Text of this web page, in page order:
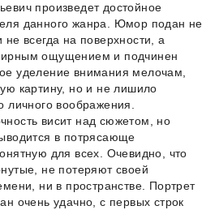
произведет достойное
данного жанра. Юмор подан не
всегда на поверхности, а
ощущением и подчинен
уделение внимания мелочам,
картину, но и не лишило
личного воображения.
висит над сюжетом, но
в потрясающе
для всех. Очевидно, что
не потеряют своей
ни в пространстве. Портрет
очень удачно, с первых строк